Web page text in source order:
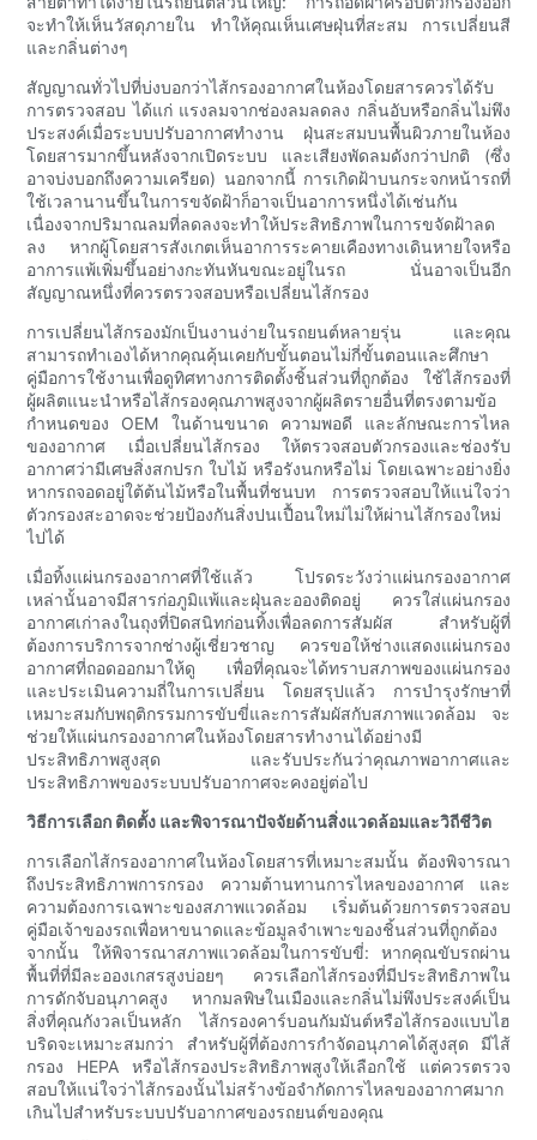
จะทำให้เห็นวัสดุภายใน ทำให้คุณเห็นเศษฝุ่นที่สะสม การเปลี่ยนสี
และกลิ่นต่างๆ
สัญญาณทั่วไปที่บ่งบอกว่าไส้กรองอากาศในห้องโดยสารควรได้รับ
การตรวจสอบ ได้แก่ แรงลมจากช่องลมลดลง กลิ่นอับหรือกลิ่นไม่พึง
ประสงค์เมื่อระบบปรับอากาศทำงาน ฝุ่นสะสมบนพื้นผิวภายในห้อง
โดยสารมากขึ้นหลังจากเปิดระบบ และเสียงพัดลมดังกว่าปกติ (ซึ่ง
อาจบ่งบอกถึงความเครียด) นอกจากนี้ การเกิดฝ้าบนกระจกหน้ารถที่
ใช้เวลานานขึ้นในการขจัดฝ้าก็อาจเป็นอาการหนึ่งได้เช่นกัน
เนื่องจากปริมาณลมที่ลดลงจะทำให้ประสิทธิภาพในการขจัดฝ้าลด
ลง หากผู้โดยสารสังเกตเห็นอาการระคายเคืองทางเดินหายใจหรือ
อาการแพ้เพิ่มขึ้นอย่างกะทันหันขณะอยู่ในรถ นั่นอาจเป็นอีก
สัญญาณหนึ่งที่ควรตรวจสอบหรือเปลี่ยนไส้กรอง
การเปลี่ยนไส้กรองมักเป็นงานง่ายในรถยนต์หลายรุ่น และคุณ
สามารถทำเองได้หากคุณคุ้นเคยกับขั้นตอนไม่กี่ขั้นตอนและศึกษา
คู่มือการใช้งานเพื่อดูทิศทางการติดตั้งชิ้นส่วนที่ถูกต้อง ใช้ไส้กรองที่
ผู้ผลิตแนะนำหรือไส้กรองคุณภาพสูงจากผู้ผลิตรายอื่นที่ตรงตามข้อ
กำหนดของ OEM ในด้านขนาด ความพอดี และลักษณะการไหล
ของอากาศ เมื่อเปลี่ยนไส้กรอง ให้ตรวจสอบตัวกรองและช่องรับ
อากาศว่ามีเศษสิ่งสกปรก ใบไม้ หรือรังนกหรือไม่ โดยเฉพาะอย่างยิ่ง
หากรถจอดอยู่ใต้ต้นไม้หรือในพื้นที่ชนบท การตรวจสอบให้แน่ใจว่า
ตัวกรองสะอาดจะช่วยป้องกันสิ่งปนเปื้อนใหม่ไม่ให้ผ่านไส้กรองใหม่
ไปได้
เมื่อทิ้งแผ่นกรองอากาศที่ใช้แล้ว โปรดระวังว่าแผ่นกรองอากาศ
เหล่านั้นอาจมีสารก่อภูมิแพ้และฝุ่นละอองติดอยู่ ควรใส่แผ่นกรอง
อากาศเก่าลงในถุงที่ปิดสนิทก่อนทิ้งเพื่อลดการสัมผัส สำหรับผู้ที่
ต้องการบริการจากช่างผู้เชี่ยวชาญ ควรขอให้ช่างแสดงแผ่นกรอง
อากาศที่ถอดออกมาให้ดู เพื่อที่คุณจะได้ทราบสภาพของแผ่นกรอง
และประเมินความถี่ในการเปลี่ยน โดยสรุปแล้ว การบำรุงรักษาที่
เหมาะสมกับพฤติกรรมการขับขี่และการสัมผัสกับสภาพแวดล้อม จะ
ช่วยให้แผ่นกรองอากาศในห้องโดยสารทำงานได้อย่างมี
ประสิทธิภาพสูงสุด และรับประกันว่าคุณภาพอากาศและ
ประสิทธิภาพของระบบปรับอากาศจะคงอยู่ต่อไป
วิธีการเลือก ติดตั้ง และพิจารณาปัจจัยด้านสิ่งแวดล้อมและวิถีชีวิต
การเลือกไส้กรองอากาศในห้องโดยสารที่เหมาะสมนั้น ต้องพิจารณา
ถึงประสิทธิภาพการกรอง ความต้านทานการไหลของอากาศ และ
ความต้องการเฉพาะของสภาพแวดล้อม เริ่มต้นด้วยการตรวจสอบ
คู่มือเจ้าของรถเพื่อหาขนาดและข้อมูลจำเพาะของชิ้นส่วนที่ถูกต้อง
จากนั้น ให้พิจารณาสภาพแวดล้อมในการขับขี่: หากคุณขับรถผ่าน
พื้นที่ที่มีละอองเกสรสูงบ่อยๆ ควรเลือกไส้กรองที่มีประสิทธิภาพใน
การดักจับอนุภาคสูง หากมลพิษในเมืองและกลิ่นไม่พึงประสงค์เป็น
สิ่งที่คุณกังวลเป็นหลัก ไส้กรองคาร์บอนกัมมันต์หรือไส้กรองแบบไฮ
บริดจะเหมาะสมกว่า สำหรับผู้ที่ต้องการกำจัดอนุภาคได้สูงสุด มีไส้
กรอง HEPA หรือไส้กรองประสิทธิภาพสูงให้เลือกใช้ แต่ควรตรวจ
สอบให้แน่ใจว่าไส้กรองนั้นไม่สร้างข้อจำกัดการไหลของอากาศมาก
เกินไปสำหรับระบบปรับอากาศของรถยนต์ของคุณ